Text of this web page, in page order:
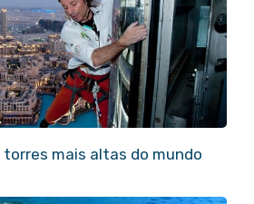
torres mais altas do mundo